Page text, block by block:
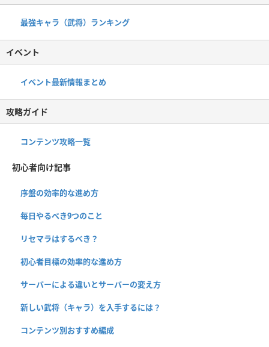
最強キャラ（武将）ランキング
イベント
イベント最新情報まとめ
攻略ガイド
コンテンツ攻略一覧
初心者向け記事
序盤の効率的な進め方
毎日やるべき9つのこと
リセマラはするべき？
初心者目標の効率的な進め方
サーバーによる違いとサーバーの変え方
新しい武将（キャラ）を入手するには？
コンテンツ別おすすめ編成